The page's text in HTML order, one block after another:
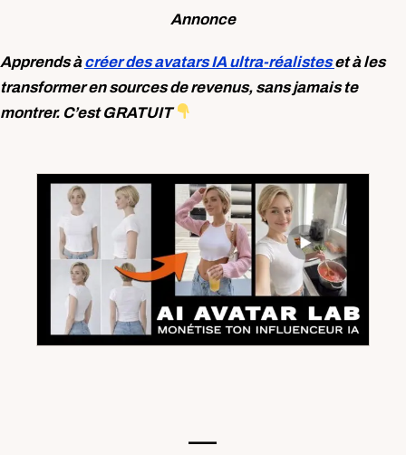
Annonce
Apprends àcréer des avatars IA ultra-réalisteset à les
transformer en sources de revenus, sans jamais te
montrer. C’est GRATUIT
—-